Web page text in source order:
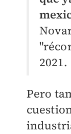
2021.
Pero